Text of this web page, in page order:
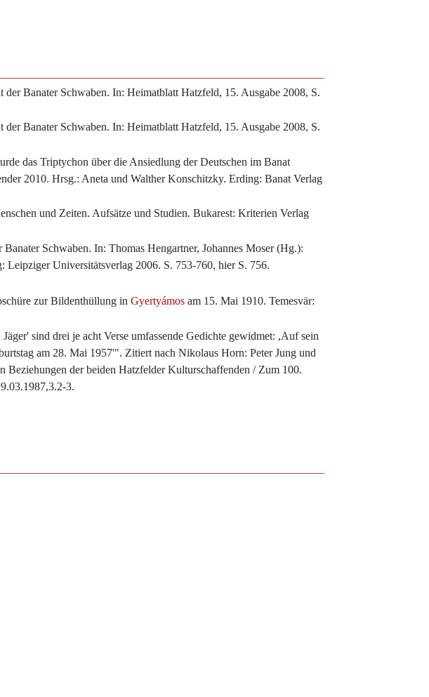
Banater Schwaben. In: Heimatblatt Hatzfeld, 15. Ausgabe 2008, S.
Banater Schwaben. In: Heimatblatt Hatzfeld, 15. Ausgabe 2008, S.
das Triptychon über die Ansiedlung der Deutschen im Banat
2010. Hrsg.: Aneta und Walther Konschitzky. Erding: Banat Verlag
und Zeiten. Aufsätze und Studien. Bukarest: Kriterien Verlag
Schwaben. In: Thomas Hengartner, Johannes Moser (Hg.):
Universitätsverlag 2006. S. 753-760, hier S. 756.
zur Bildenthüllung inGyertyámos am 15. Mai 1910. Temesvär:
sind drei je acht Verse umfassende Gedichte gewidmet: ,Auf sein
am 28. Mai 1957'". Zitiert nach Nikolaus Horn: Peter Jung und
Beziehungen der beiden Hatzfelder Kulturschaffenden / Zum 100.
3.